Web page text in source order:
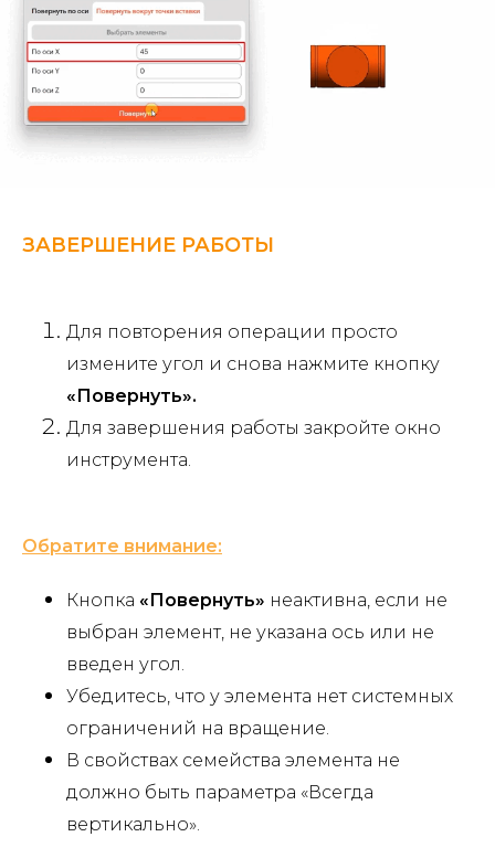
ЗАВЕРШЕНИЕ РАБОТЫ
Для повторения операции просто
измените угол и снова нажмите кнопку
«Повернуть».
Для завершения работы закройте окно
инструмента.
Обратите внимание:
Кнопка «Повернуть» неактивна, если не
выбран элемент, не указана ось или не
введен угол.
Убедитесь, что у элемента нет системных
ограничений на вращение.
В свойствах семейства элемента не
должно быть параметра «Всегда
вертикально».